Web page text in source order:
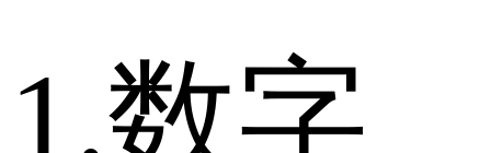
1.数字